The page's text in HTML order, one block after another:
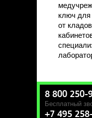
ключ
от
8 800 250-
Бесплатный
+7 495